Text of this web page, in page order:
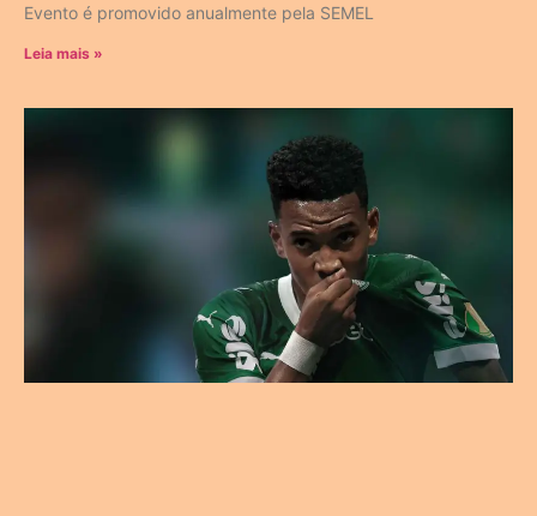
Evento é promovido anualmente pela SEMEL
Leia mais »